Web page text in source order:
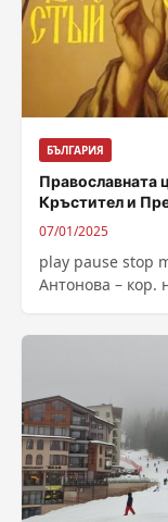
БЪЛГАРИЯ
Православната
Кръстител и
07/01/2025
play pause stop
Антонова – кор.